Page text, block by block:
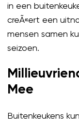
in een
creÃ«ert een
mensen samen
seizoen.
Mee
Buitenkeukens